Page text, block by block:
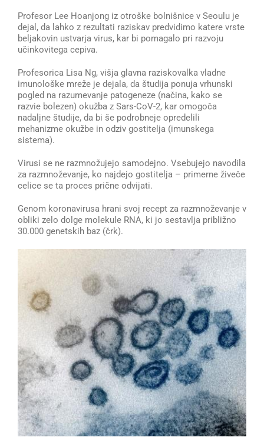
Profesor Lee Hoanjong iz otroške bolnišnice v Seoulu je
dejal, da lahko z rezultati raziskav predvidimo katere vrste
beljakovin ustvarja virus, kar bi pomagalo pri razvoju
učinkovitega cepiva.
Profesorica Lisa Ng, višja glavna raziskovalka vladne
imunološke mreže je dejala, da študija ponuja vrhunski
pogled na razumevanje patogeneze (načina, kako se
razvie bolezen) okužba z Sars-CoV-2, kar omogoča
nadaljne študije, da bi še podrobneje opredelili
mehanizme okužbe in odziv gostitelja (imunskega
sistema).
Virusi se ne razmnožujejo samodejno. Vsebujejo navodila
za razmnoževanje, ko najdejo gostitelja – primerne živeče
celice se ta proces prične odvijati.
Genom koronavirusa hrani svoj recept za razmnoževanje v
obliki zelo dolge molekule RNA, ki jo sestavlja približno
30.000 genetskih baz (črk).